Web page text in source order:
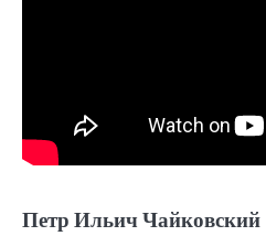
Петр Ильич Чайковский